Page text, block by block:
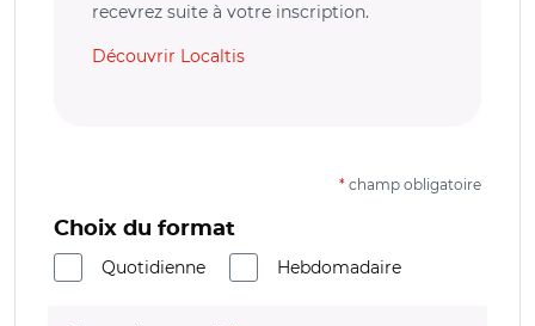
recevrez suite à votre inscription.
Découvrir Localtis
* champ obligatoire
Choix du format
Quotidienne
Hebdomadaire